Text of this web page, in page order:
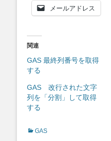
メールアドレス
関連
GAS 最終列番号を取得
する
GAS 改行された文字
列を「分割」して取得
する
Categories
GAS